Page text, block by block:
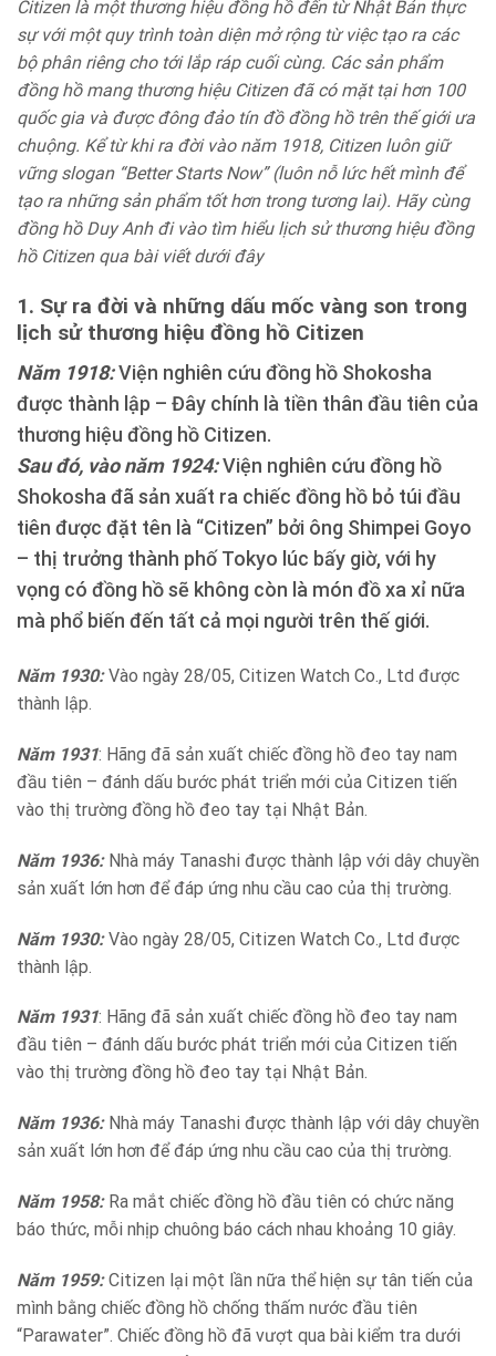
Citizen là một thương hiệu đồng hồ đến từ Nhật Bản thực
sự với một quy trình toàn diện mở rộng từ việc tạo ra các
bộ phân riêng cho tới lắp ráp cuối cùng. Các sản phẩm
đồng hồ mang thương hiệu Citizen đã có mặt tại hơn 100
quốc gia và được đông đảo tín đồ đồng hồ trên thế giới ưa
chuộng. Kể từ khi ra đời vào năm 1918, Citizen luôn giữ
vững slogan “Better Starts Now” (luôn nỗ lức hết mình để
tạo ra những sản phẩm tốt hơn trong tương lai). Hãy cùng
đồng hồ Duy Anh đi vào tìm hiểu lịch sử thương hiệu đồng
hồ Citizen qua bài viết dưới đây
1. Sự ra đời và những dấu mốc vàng son trong
lịch sử thương hiệu đồng hồ Citizen
Năm 1918:Viện nghiên cứu đồng hồ Shokosha
được thành lập – Đây chính là tiền thân đầu tiên của
thương hiệu đồng hồ Citizen.
Sau đó, vào năm 1924:Viện nghiên cứu đồng hồ
Shokosha đã sản xuất ra chiếc đồng hồ bỏ túi đầu
tiên được đặt tên là “Citizen” bởi ông Shimpei Goyo
– thị trưởng thành phố Tokyo lúc bấy giờ, với hy
vọng có đồng hồ sẽ không còn là món đồ xa xỉ nữa
mà phổ biến đến tất cả mọi người trên thế giới.
Năm 1930:Vào ngày 28/05, Citizen Watch Co., Ltd được
thành lập.
Năm 1931: Hãng đã sản xuất chiếc đồng hồ đeo tay nam
đầu tiên – đánh dấu bước phát triển mới của Citizen tiến
vào thị trường đồng hồ đeo tay tại Nhật Bản.
Năm 1936:Nhà máy Tanashi được thành lập với dây chuyền
sản xuất lớn hơn để đáp ứng nhu cầu cao của thị trường.
Năm 1930:Vào ngày 28/05, Citizen Watch Co., Ltd được
thành lập.
Năm 1931: Hãng đã sản xuất chiếc đồng hồ đeo tay nam
đầu tiên – đánh dấu bước phát triển mới của Citizen tiến
vào thị trường đồng hồ đeo tay tại Nhật Bản.
Năm 1936:Nhà máy Tanashi được thành lập với dây chuyền
sản xuất lớn hơn để đáp ứng nhu cầu cao của thị trường.
Năm 1958:Ra mắt chiếc đồng hồ đầu tiên có chức năng
báo thức, mỗi nhịp chuông báo cách nhau khoảng 10 giây.
Năm 1959:Citizen lại một lần nữa thể hiện sự tân tiến của
mình bằng chiếc đồng hồ chống thấm nước đầu tiên
“Parawater”. Chiếc đồng hồ đã vượt qua bài kiểm tra dưới